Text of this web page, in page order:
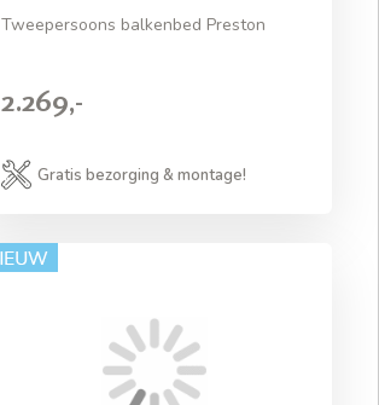
Tweepersoons balkenbed Preston
2.269,-
Gratis bezorging & montage!